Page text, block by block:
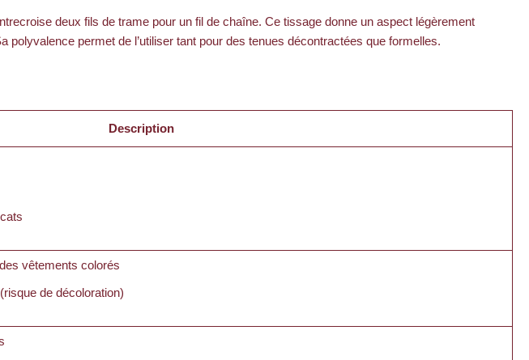
deux fils de trame pour un fil de chaîne. Ce tissage donne un aspect légèrement
polyvalence permet de l’utiliser tant pour des tenues décontractées que formelles.
Description
vêtements colorés
de décoloration)